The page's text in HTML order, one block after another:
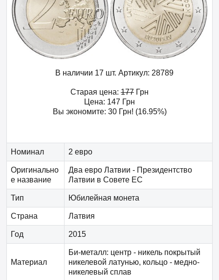
В наличии 17 шт. Артикул: 28789
Старая цена: 177 Грн
Цена: 147 Грн
Вы экономите: 30Грн! (16.95%)
Номинал 2 евро
Оригинально
е название
Два евро Латвии - Президентство
Латвии в Совете ЕС
Тип Юбилейная монета
Страна Латвия
Год 2015
Материал
Би-металл: центр - никель покрытый
никелевой латунью, кольцо - медно-
никелевый сплав